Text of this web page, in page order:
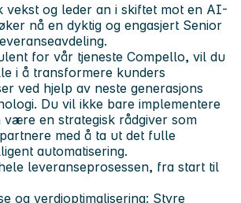
vekst og leder an i skiftet mot en AI-
nå en dyktig og engasjert Senior
for vår tjeneste Compello, vil du
i å transformere kunders
ved hjelp av neste generasjons
Du vil ikke bare implementere
en strategisk rådgiver som
med å ta ut det fulle
automatisering.
leveranseprosessen, fra start til
og verdioptimalisering: Styre